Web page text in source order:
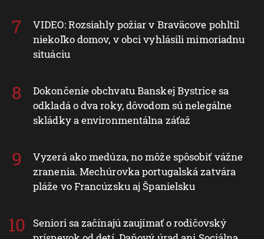
VIDEO: Rozsiahly požiar v Braväcove pohltil
niekoľko domov, v obci vyhlásili mimoriadnu
situáciu
Dokončenie obchvatu Banskej Bystrice sa
odkladá o dva roky, dôvodom sú nelegálne
skládky a environmentálna záťaž
Vyzerá ako medúza, no môže spôsobiť vážne
zranenia. Mechúrovka portugalská zatvára
pláže vo Francúzsku aj Španielsku
Seniori sa začínajú zaujímať o rodičovský